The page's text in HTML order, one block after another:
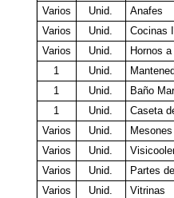
Varios
Unid.
Anafes
Varios
Unid.
Cocinas
Varios
Unid.
Hornos
1
Unid.
1
Unid.
Baño
1
Unid.
Caseta
Varios
Unid.
Varios
Unid.
Varios
Unid.
Partes
Varios
Unid.
Vitrinas